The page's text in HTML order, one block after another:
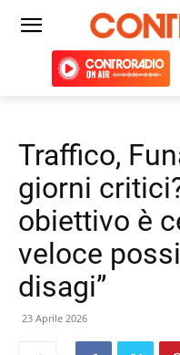
Traffico,
giorni
obiettivo è
veloce
disagi”
23 Aprile 2026